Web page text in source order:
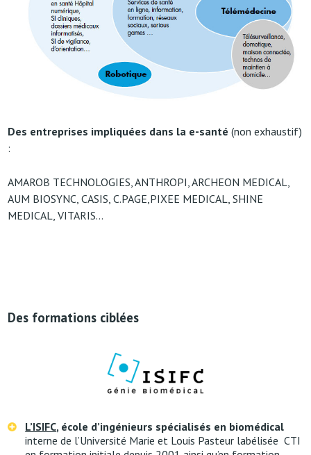
Des entreprises impliquées dans la e-santé(non exhaustif)
:
AMAROB TECHNOLOGIES, ANTHROPI, ARCHEON MEDICAL,
AUM BIOSYNC, CASIS, C.PAGE,PIXEE MEDICAL, SHINE
MEDICAL, VITARIS…
Des formations ciblées
L’ISIFC, école d’ingénieurs spécialisés en biomédical
interne de l’Université Marie et Louis Pasteur labélisée CTI